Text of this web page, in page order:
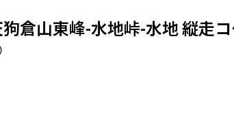
ができます。また、下山後には近くの温泉や地元
天狗倉山は自然の美しさと達成感を味わえる素晴ら
倉山東峰-水地峠-水地 縦走